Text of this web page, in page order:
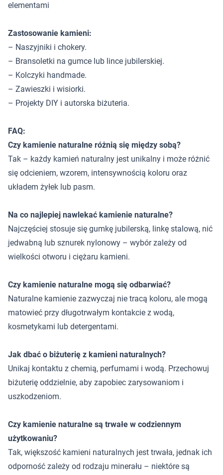
elementami
Zastosowanie kamieni:
– Naszyjniki i chokery.
– Bransoletki na gumce lub lince jubilerskiej.
– Kolczyki handmade.
– Zawieszki i wisiorki.
– Projekty DIY i autorska biżuteria.
FAQ:
Czy kamienie naturalne różnią się między sobą?
Tak – każdy kamień naturalny jest unikalny i może różnić
się odcieniem, wzorem, intensywnością koloru oraz
układem żyłek lub pasm.
Na co najlepiej nawlekać kamienie naturalne?
Najczęściej stosuje się gumkę jubilerską, linkę stalową, nić
jedwabną lub sznurek nylonowy – wybór zależy od
wielkości otworu i ciężaru kamieni.
Czy kamienie naturalne mogą się odbarwiać?
Naturalne kamienie zazwyczaj nie tracą koloru, ale mogą
matowieć przy długotrwałym kontakcie z wodą,
kosmetykami lub detergentami.
Jak dbać o biżuterię z kamieni naturalnych?
Unikaj kontaktu z chemią, perfumami i wodą. Przechowuj
biżuterię oddzielnie, aby zapobiec zarysowaniom i
uszkodzeniom.
Czy kamienie naturalne są trwałe w codziennym
użytkowaniu?
Tak, większość kamieni naturalnych jest trwała, jednak ich
odporność zależy od rodzaju minerału – niektóre są